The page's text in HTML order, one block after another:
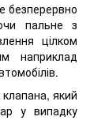
безперервно
пальне з
цілком
наприклад
який
у випадку